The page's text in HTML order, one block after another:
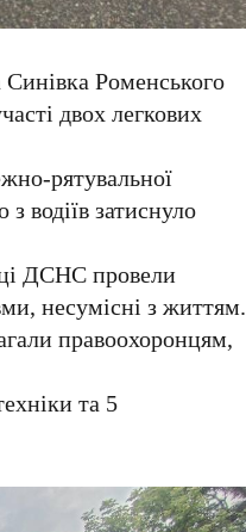
Роменського
двох легкових
рятувальної
водіїв затиснуло
ДСНС провели
несумісні з життям.
правоохоронцям,
та 5